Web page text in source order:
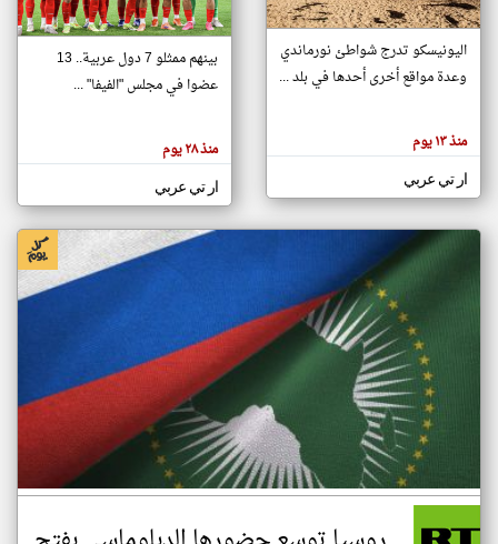
تغيير الدولة
اخبار جزر القمر على مدار الساعة
أهم اخبار جزر القمر العاجلة والمباشرة
هنا عن
وجهة
كاتبيها.
اليونيسكو تدرج شواطئ نورماندي
وعدة مواقع أخرى أحدها في بلد ...
منذ ١٣ يوم
ار تي عربي
بينهم ممثلو 7 دول عربية.. 13
عضوا في مجلس "الفيفا" ...
منذ ٢٨ يوم
ار تي عربي
klyoum.com